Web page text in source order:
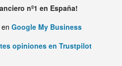
nº1 en España!
Google My Business
opiniones en Trustpilot